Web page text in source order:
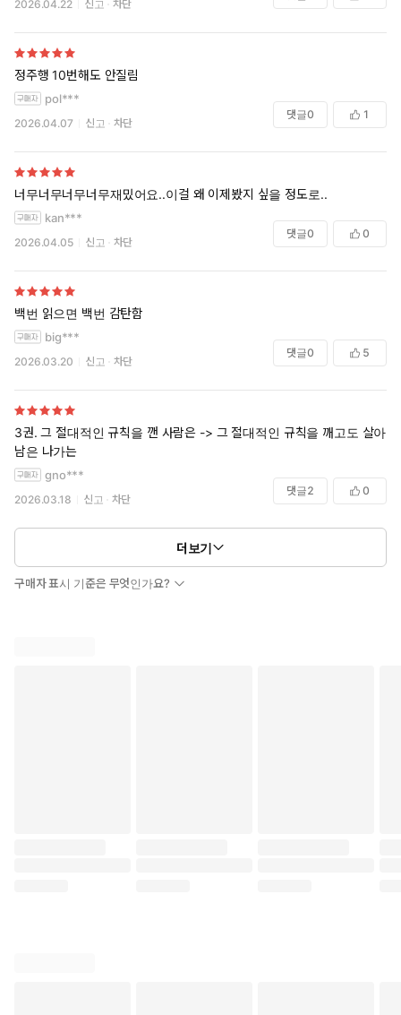
2026.04.22 신고 차단
정주행 10번해도 안질림
pol***
2026.04.07 신고 차단
댓글0 1
너무너무너무너무재밌어요..이걸 왜 이제봤지 싶을 정도로..
kan***
2026.04.05 신고 차단
댓글0 0
백번 읽으면 백번 감탄함
big***
2026.03.20 신고 차단
댓글0 5
3권. 그 절대적인 규칙을 깬 사람은 -> 그 절대적인 규칙을 깨고도 살아
남은 나가는
gno***
2026.03.18 신고 차단
댓글2 0
더보기
구매자 표시 기준은 무엇인가요?